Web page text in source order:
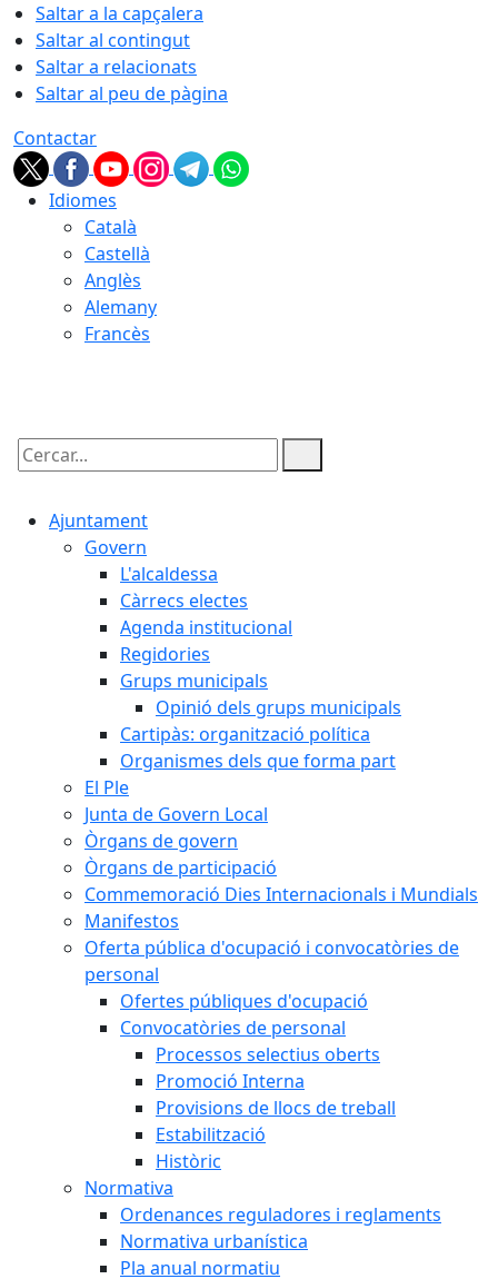
Saltar a la capçalera
Saltar al contingut
Saltar a relacionats
Saltar al peu de pàgina
Contactar
Idiomes
Català
Castellà
Anglès
Alemany
Francès
Cercar:
Ajuntament
Govern
L'alcaldessa
Càrrecs electes
Agenda institucional
Regidories
Grups municipals
Opinió dels grups municipals
Cartipàs: organització política
Organismes dels que forma part
El Ple
Junta de Govern Local
Òrgans de govern
Òrgans de participació
Commemoració Dies Internacionals i Mundials
Manifestos
Oferta pública d'ocupació i convocatòries de
personal
Ofertes públiques d'ocupació
Convocatòries de personal
Processos selectius oberts
Promoció Interna
Provisions de llocs de treball
Estabilització
Històric
Normativa
Ordenances reguladores i reglaments
Normativa urbanística
Pla anual normatiu